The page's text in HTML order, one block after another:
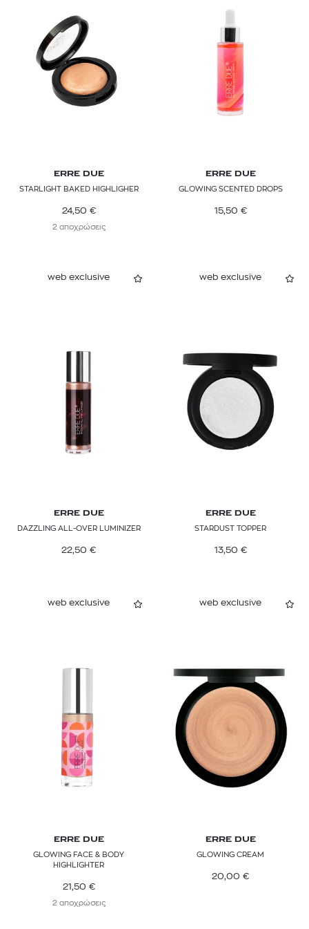
ERRE DUE
STARLIGHT BAKED HIGHLIGHER
24,50 €
2 αποχρώσεις
ERRE DUE
GLOWING SCENTED DROPS
15,50 €
web exclusive
ERRE DUE
DAZZLING ALL-OVER LUMINIZER
22,50 €
web exclusive
ERRE DUE
STARDUST TOPPER
13,50 €
web exclusive
ERRE DUE
GLOWING FACE & BODY
HIGHLIGHTER
21,50 €
2 αποχρώσεις
web exclusive
ERRE DUE
GLOWING CREAM
20,00 €